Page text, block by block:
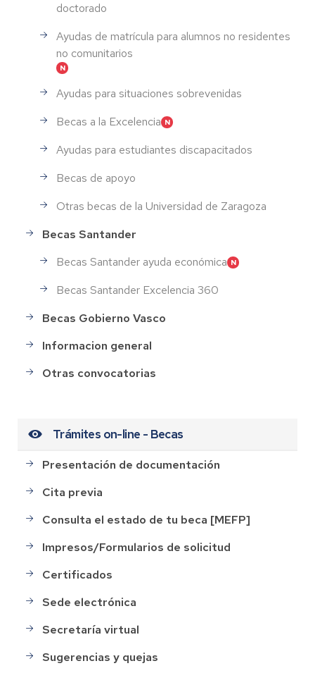
doctorado
Ayudas de matrícula para alumnos no residentes
no comunitarios
Ayudas para situaciones sobrevenidas
Becas a la Excelencia
Ayudas para estudiantes discapacitados
Becas de apoyo
Otras becas de la Universidad de Zaragoza
Becas Santander
Becas Santander ayuda económica
Becas Santander Excelencia 360
Becas Gobierno Vasco
Informacion general
Otras convocatorias
Trámites on-line - Becas
Presentación de documentación
Cita previa
Consulta el estado de tu beca [MEFP]
Impresos/Formularios de solicitud
Certificados
Sede electrónica
Secretaría virtual
Sugerencias y quejas